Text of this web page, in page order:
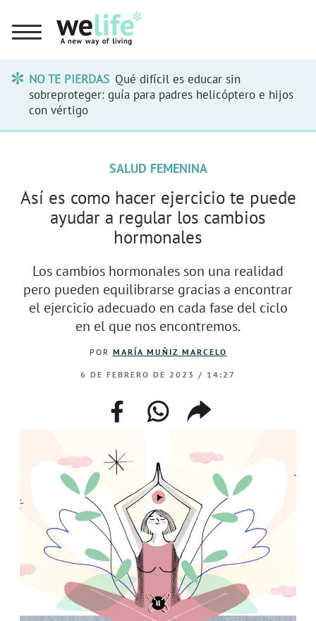
NO TE PIERDAS Qué difícil es educar sin
sobreproteger: guía para padres helicóptero e hijos
con vértigo
SALUD FEMENINA
Así es como hacer ejercicio te puede
ayudar a regular los cambios
hormonales
Los cambios hormonales son una realidad
pero pueden equilibrarse gracias a encontrar
el ejercicio adecuado en cada fase del ciclo
en el que nos encontremos.
POR MARÍA MUÑIZ MARCELO
6 DE FEBRERO DE 2023 / 14:27
facebookwhatsappcompartir
enlace